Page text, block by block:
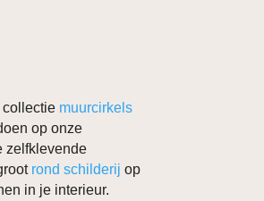
collectie muurcirkels
op onze
zelfklevende
rond schilderij op
in je interieur.